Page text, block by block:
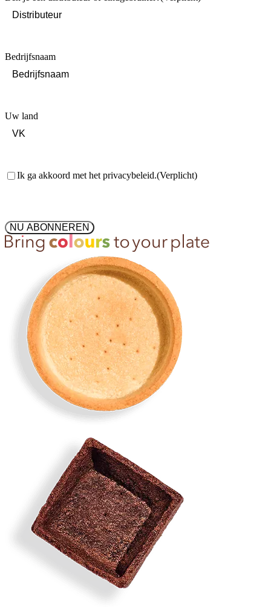
Bedrijfsnaam
Uw land
Toestemming(Verplicht)
Ik ga akkoord met het privacybeleid.(Verplicht)
NU ABONNEREN